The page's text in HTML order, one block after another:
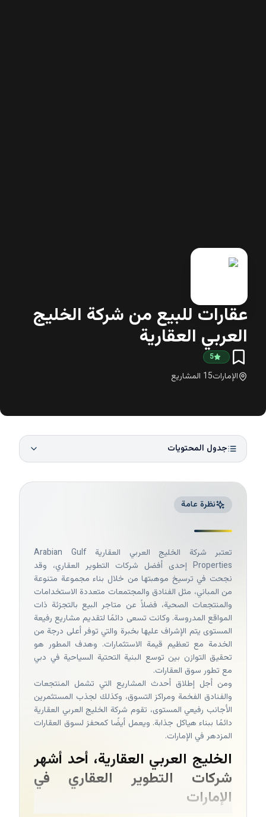
عقارات للبيع من شركة الخليج
العربي العقارية
5
الإمارات15 المشاريع
جدول المحتويات
نظرة عامة
تعتبر شركة الخليج العربي العقارية Arabian Gulf
Properties إحدى أفضل شركات التطوير العقاري، وقد
نجحت في ترسيخ موهبتها من خلال بناء مجموعة متنوعة
من المباني، مثل الفنادق والمجتمعات متعددة الاستخدامات
والمنتجعات الصحية، فضلاً عن متاجر البيع بالتجزئة ذات
المواقع المدروسة. وكانت تسعى دائمًا لتقديم مشاريع رفيعة
المستوى يتم الإشراف عليها بخبرة والتي توفر أعلى درجة من
الخدمة مع تعظيم قيمة الاستثمارات. وهدف المطور هو
تحقيق التوازن بين توسع البنية التحتية السياحية في دبي
مع تطور سوق العقارات.
ومن أجل إطلاق أحدث المشاريع التي تشمل المنتجعات
والفنادق الفخمة ومراكز التسوق، وكذلك لجذب المستثمرين
الأجانب رفيعي المستوى، تقوم شركة الخليج العربي العقارية
دائمًا ببناء هياكل جذابة. ويعمل أيضًا كمحفز لسوق العقارات
المزدهر في الإمارات.
الخليج العربي العقارية، أحد أشهر
شركات التطوير العقاري في
الإمارات